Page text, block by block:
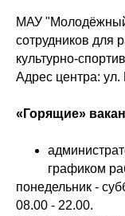
МАУ "Молодёжный
сотрудников для
культурно-
Адрес центра: ул.
«Горящие»
графиком
понедельник -
08.00 - 22.00.